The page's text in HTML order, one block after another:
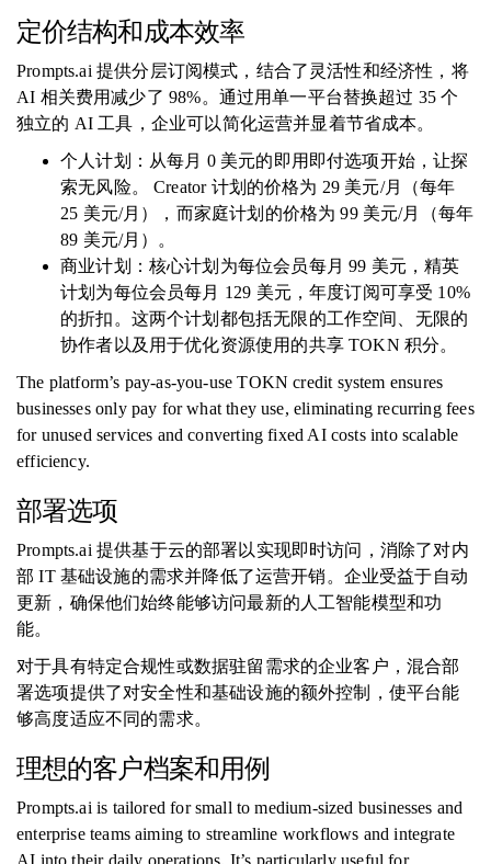
定价结构和成本效率
Prompts.ai 提供分层订阅模式，结合了灵活性和经济性，将
AI 相关费用减少了 98%。通过用单一平台替换超过 35 个
独立的 AI 工具，企业可以简化运营并显着节省成本。
个人计划：从每月 0 美元的即用即付选项开始，让探
索无风险。 Creator 计划的价格为 29 美元/月（每年
25 美元/月），而家庭计划的价格为 99 美元/月（每年
89 美元/月）。
商业计划：核心计划为每位会员每月 99 美元，精英
计划为每位会员每月 129 美元，年度订阅可享受 10%
的折扣。这两个计划都包括无限的工作空间、无限的
协作者以及用于优化资源使用的共享 TOKN 积分。
The platform’s pay-as-you-use TOKN credit system ensures
businesses only pay for what they use, eliminating recurring fees
for unused services and converting fixed AI costs into scalable
efficiency.
部署选项
Prompts.ai 提供基于云的部署以实现即时访问，消除了对内
部 IT 基础设施的需求并降低了运营开销。企业受益于自动
更新，确保他们始终能够访问最新的人工智能模型和功
能。
对于具有特定合规性或数据驻留需求的企业客户，混合部
署选项提供了对安全性和基础设施的额外控制，使平台能
够高度适应不同的需求。
理想的客户档案和用例
Prompts.ai is tailored for small to medium-sized businesses and
enterprise teams aiming to streamline workflows and integrate
AI into their daily operations. It’s particularly useful for